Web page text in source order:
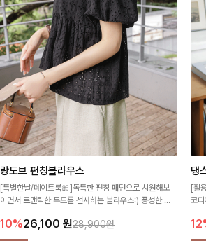
랑도브 펀칭블라우스
[특별한날/데이트룩🎀]독특한 펀칭 패턴으로 시원해보
이면서 로맨틱한 무드를 선사하는 블라우스:) 풍성한 퍼
10%26,100 원28,900원
댕
[활
코